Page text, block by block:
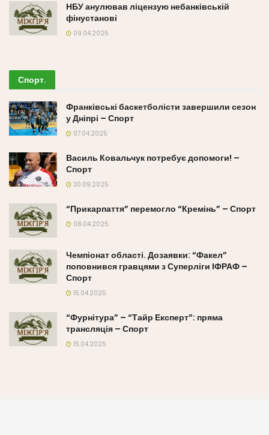
НБУ анулював ліцензую небанківській
фінустанові
09.04.2025
Спорт.
Франківські баскетболісти завершили сезон
у Дніпрі – Спорт
07.04.2025
Василь Ковальчук потребує допомоги! –
Спорт
30.09.2025
“Прикарпаття” перемогло “Кремінь” – Спорт
08.04.2025
Чемпіонат області. Дозаявки: “Факел”
поповнився гравцями з Суперліги ІФРАФ –
Спорт
15.04.2025
“Фурнітура” – “Тайр Експерт”: пряма
трансляція – Спорт
15.04.2025